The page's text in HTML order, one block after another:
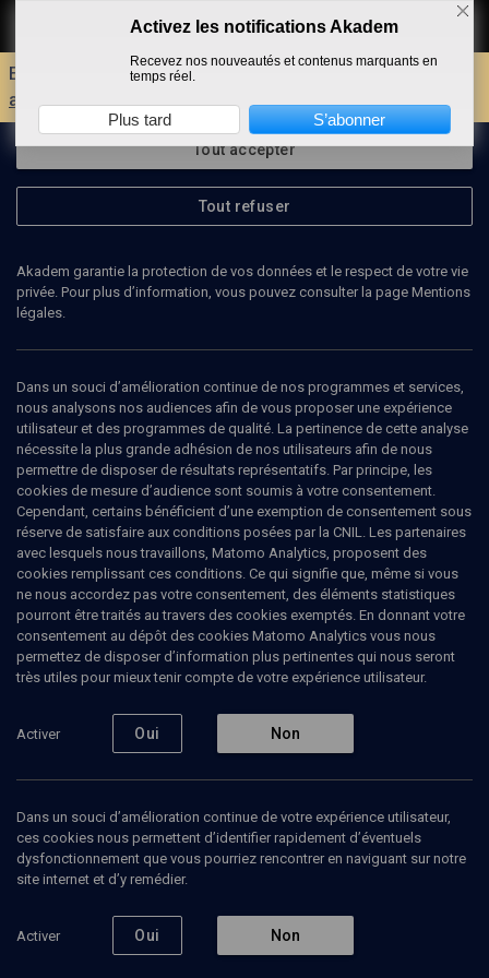
Faire un don
Envie d'encore plus d'AKADEM ?
Découvrez les
avantages d'un compte !
Anthropologue
Fadila Maaroufi est anthropologue et militante laïque belgo-
marocaine. Depuis 2015, elle présente des séminaires et des
colloques sur le thème de la radicalisation visant un public de
professionnels.
Ajouter Partager
1
J’aime
Tous 1 Vidéos 1
Etat des
lieux,
témoignages,
prospectives
Tout accepter
Tout refuser
Akadem garantie la protection de vos données et le respect de votre vie
privée. Pour plus d’information, vous pouvez consulter la page Mentions
légales.
Dans un souci d’amélioration continue de nos programmes et services,
nous analysons nos audiences afin de vous proposer une expérience
utilisateur et des programmes de qualité. La pertinence de cette analyse
nécessite la plus grande adhésion de nos utilisateurs afin de nous
permettre de disposer de résultats représentatifs. Par principe, les
cookies de mesure d’audience sont soumis à votre consentement.
Cependant, certains bénéficient d’une exemption de consentement sous
réserve de satisfaire aux conditions posées par la CNIL. Les partenaires
avec lesquels nous travaillons, Matomo Analytics, proposent des
cookies remplissant ces conditions. Ce qui signifie que, même si vous
ne nous accordez pas votre consentement, des éléments statistiques
pourront être traités au travers des cookies exemptés. En donnant votre
consentement au dépôt des cookies Matomo Analytics vous nous
permettez de disposer d’information plus pertinentes qui nous seront
très utiles pour mieux tenir compte de votre expérience utilisateur.
Activer Oui Non
Dans un souci d’amélioration continue de votre expérience utilisateur,
ces cookies nous permettent d’identifier rapidement d’éventuels
dysfonctionnement que vous pourriez rencontrer en naviguant sur notre
site internet et d’y remédier.
Activer Oui Non
Activez les notifications Akadem
Recevez nos nouveautés et contenus marquants en
temps réel.
Plus tard S’abonner